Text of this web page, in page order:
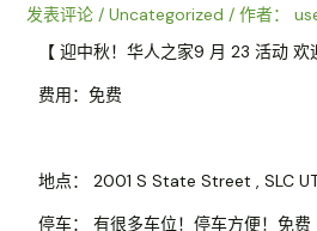
发表评论 / Uncategorized / 作者：
【 迎中秋！华人之家9 月 23 活动 欢
费用：免费
地点： 2001 S State Street , SLC
停车： 有很多车位！停车方便！免费